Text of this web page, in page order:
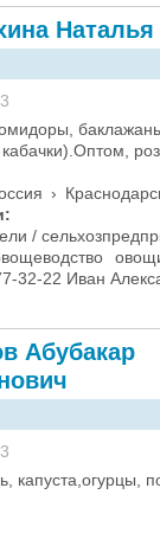
Наталья
›
/
32-22 Иван
Абубакар